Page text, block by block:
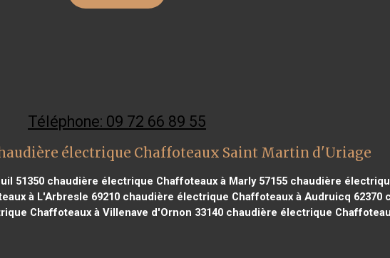
Téléphone: 09 72 66 89 55
électrique Chaffoteaux Saint Martin d'Uriage
51350 chaudière électrique Chaffoteaux à Marly 57155 chaudière
à L'Arbresle 69210chaudière électrique Chaffoteaux à Audruicq 62370
Chaffoteaux à Villenave d'Ornon 33140 chaudière électrique